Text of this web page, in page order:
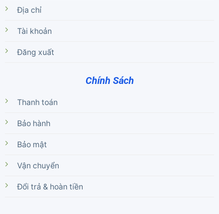
Địa chỉ
Tài khoản
Đăng xuất
Chính Sách
Thanh toán
Bảo hành
Bảo mật
Vận chuyển
Đổi trả & hoàn tiền